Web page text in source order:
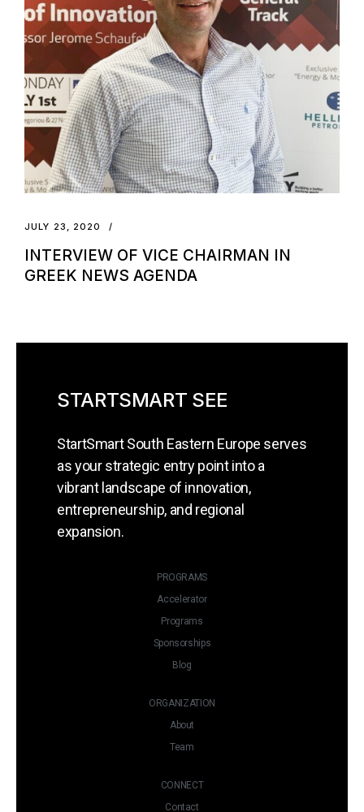
JULY 23, 2020
INTERVIEW OF VICE CHAIRMAN IN
GREEK NEWS AGENDA
STARTSMART SEE
StartSmart South Eastern Europe serves
as your strategic entry point into a
vibrant landscape of innovation,
entrepreneurship, and regional
expansion.
PROGRAMS
Accelerator
Programs
Sponsorships
Blog
ORGANIZATION
About
Team
CONNECT
Contact